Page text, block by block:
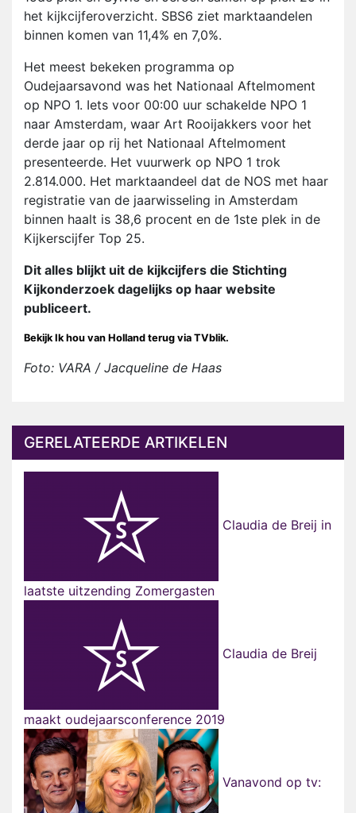
het kijkcijferoverzicht. SBS6 ziet marktaandelen
binnen komen van 11,4% en 7,0%.
Het meest bekeken programma op
Oudejaarsavond was het Nationaal Aftelmoment
op NPO 1. Iets voor 00:00 uur schakelde NPO 1
naar Amsterdam, waar Art Rooijakkers voor het
derde jaar op rij het Nationaal Aftelmoment
presenteerde. Het vuurwerk op NPO 1 trok
2.814.000. Het marktaandeel dat de NOS met haar
registratie van de jaarwisseling in Amsterdam
binnen haalt is 38,6 procent en de 1ste plek in de
Kijkerscijfer Top 25.
Dit alles blijkt uit de kijkcijfers die Stichting
Kijkonderzoek dagelijks op haar website
publiceert.
Bekijk Ik hou van Holland terug via TVblik.
Foto: VARA / Jacqueline de Haas
GERELATEERDE ARTIKELEN
Claudia de Breij in
laatste uitzending Zomergasten
Claudia de Breij
maakt oudejaarsconference 2019
Vanavond op tv: